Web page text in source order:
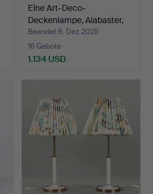
Eine Art-Deco-
Deckenlampe, Alabaster,
1920…
Beendet 6. Dez 2025
16 Gebote
1.134 USD